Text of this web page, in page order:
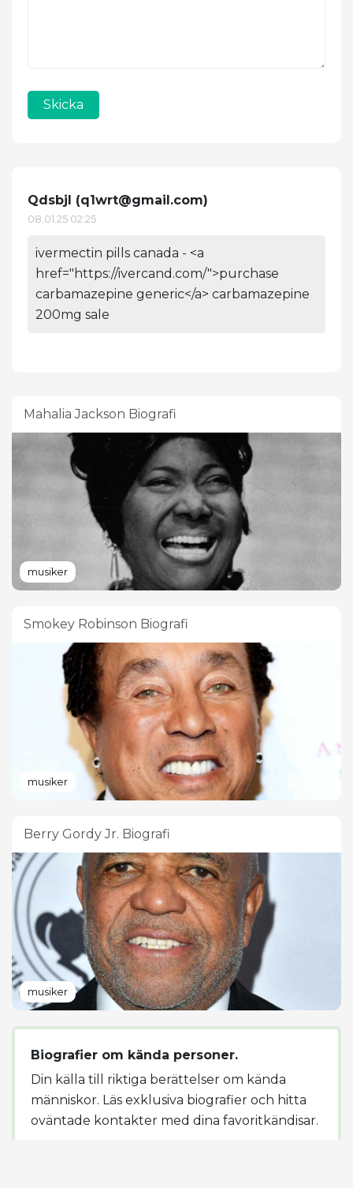
Skicka
Qdsbjl (q1wrt@gmail.com)
08.01.25 02:25
ivermectin pills canada - <a
href="https://ivercand.com/">purchase
carbamazepine generic</a> carbamazepine
200mg sale
Mahalia Jackson Biografi
musiker
Smokey Robinson Biografi
musiker
Berry Gordy Jr. Biografi
musiker
Biografier om kända personer.
Din källa till riktiga berättelser om kända
människor. Läs exklusiva biografier och hitta
oväntade kontakter med dina favoritkändisar.